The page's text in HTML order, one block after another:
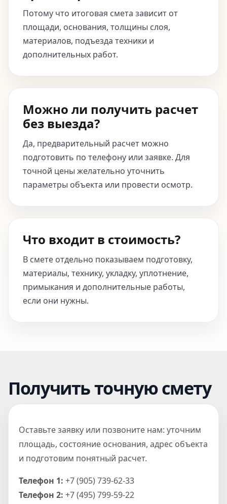
Потому что итоговая смета зависит от
площади, основания, толщины слоя,
материалов, подъезда техники и
дополнительных работ.
Можно ли получить расчет
без выезда?
Да, предварительный расчет можно
подготовить по телефону или заявке. Для
точной цены желательно уточнить
параметры объекта или провести осмотр.
Что входит в стоимость?
В смете отдельно показываем подготовку,
материалы, технику, укладку, уплотнение,
примыкания и дополнительные работы,
если они нужны.
Получить точную смету
Оставьте заявку или позвоните нам: уточним
площадь, состояние основания, адрес объекта
и подготовим понятный расчет.
Телефон 1: +7 (905) 739-62-33
Телефон 2: +7 (495) 799-59-22